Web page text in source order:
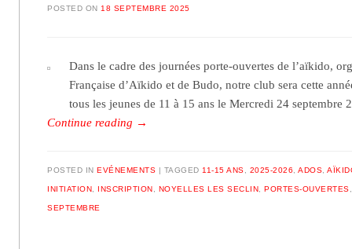
POSTED ON 18 SEPTEMBRE 2025
Dans le cadre des journées porte-ouvertes de l’aïkido,
Française d’Aïkido et de Budo, notre club sera cette
tous les jeunes de 11 à 15 ans le Mercredi 24 septembre
Continue reading →
POSTED IN EVÉNEMENTS TAGGED11-15 ANS, 2025-2026,ADOS,
INITIATION, INSCRIPTION , NOYELLES LES SECLIN, PORTES-OUVERTES
SEPTEMBRE